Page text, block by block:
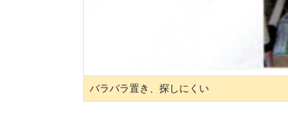
バラバラ置き、探しにくい